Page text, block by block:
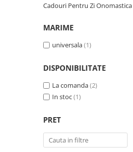
Cadouri Pentru Zi Onomastica
MARIME
universala(1)
DISPONIBILITATE
La comanda(2)
In stoc(1)
PRET